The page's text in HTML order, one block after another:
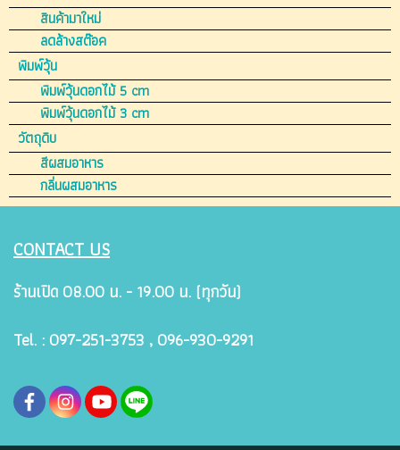
สินค้ามาใหม่
ลดล้างสต๊อค
พิมพ์วุ้น
พิมพ์วุ้นดอกไม้ 5 cm
พิมพ์วุ้นดอกไม้ 3 cm
วัตถุดิบ
สีผสมอาหาร
กลิ่นผสมอาหาร
CONTACT US
ร้านเปิด 08.00 น. - 19.00 น. (ทุกวัน)
Tel. : 097-251-3753 , 096-930-9291